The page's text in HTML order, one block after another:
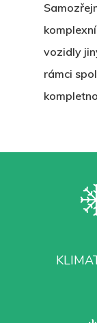
Hit
vozidly
rámci